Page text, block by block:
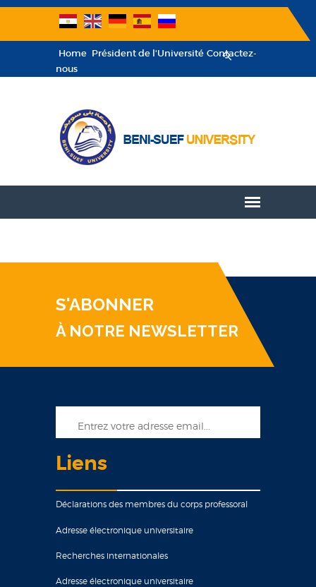
Home Président de l'Université Contactez-
nous
S'ABONNER
À NOTRE NEWSLETTER
Liens
Déclarations des membres du corps professoral
Adresse électronique universitaire
Recherches internationales
Adresse électronique universitaire